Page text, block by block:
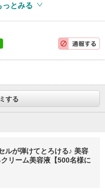
っとみる
する
ルが弾けてとろける♪ 美容
リーム美容液【500名様に